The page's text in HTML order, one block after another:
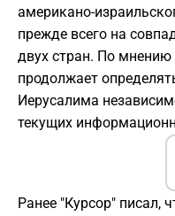
американо-
прежде всего на
двух стран. По мнению
продолжает
Иерусалима
текущих
Ранее "Курсор" писал,